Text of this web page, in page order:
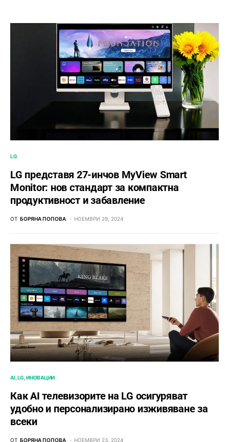
LG
LG представя 27-инчов MyView Smart
Monitor: нов стандарт за компактна
продуктивност и забавление
ОТ БОРЯНА ПОПОВА НОЕМВРИ 29, 2024
AI LG ИНОВАЦИИ
Как AI телевизорите на LG осигуряват
удобно и персонализирано изживяване за
всеки
ОТ БОРЯНА ПОПОВА НОЕМВРИ 23, 2024